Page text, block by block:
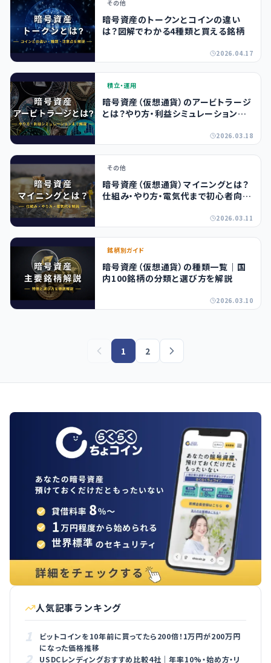
その他
暗号資産のトークンとコインの違い
は？図解でわかる4種類と買える銘柄
2026.04.17
積立・運用
暗号資産（仮想通貨）のアービトラージ
とは？やり方・利益シミュレーションま
2026.03.18
その他
暗号資産（仮想通貨）マイニングとは？
仕組み・やり方・電気代まで初心者向け
2026.03.11
銘柄別ガイド
暗号資産（仮想通貨）の種類一覧｜国
内100銘柄の分類と選び方を解説
2026.03.10
1 2
人気記事ランキング
1
ビットコインを10年前に買ってたら200倍！1万円が200万円
になった価格推移
2
USDCレンディングおすすめ比較4社｜年率10%・始め方・リ